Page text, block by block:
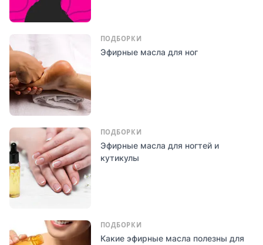
ПОДБОРКИ
Эфирные масла для ног
ПОДБОРКИ
Эфирные масла для ногтей и
кутикулы
ПОДБОРКИ
Какие эфирные масла полезны для